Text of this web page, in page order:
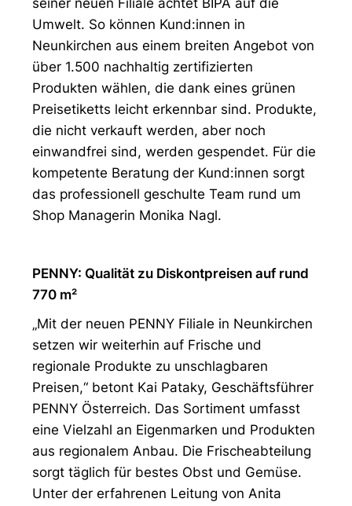
seiner neuen Filiale achtet BIPA auf die
Umwelt. So können Kund:innen in
Neunkirchen aus einem breiten Angebot von
über 1.500 nachhaltig zertifizierten
Produkten wählen, die dank eines grünen
Preisetiketts leicht erkennbar sind. Produkte,
die nicht verkauft werden, aber noch
einwandfrei sind, werden gespendet. Für die
kompetente Beratung der Kund:innen sorgt
das professionell geschulte Team rund um
Shop Managerin Monika Nagl.
PENNY: Qualität zu Diskontpreisen auf rund
770 m²
„Mit der neuen PENNY Filiale in Neunkirchen
setzen wir weiterhin auf Frische und
regionale Produkte zu unschlagbaren
Preisen,“ betont Kai Pataky, Geschäftsführer
PENNY Österreich. Das Sortiment umfasst
eine Vielzahl an Eigenmarken und Produkten
aus regionalem Anbau. Die Frischeabteilung
sorgt täglich für bestes Obst und Gemüse.
Unter der erfahrenen Leitung von Anita